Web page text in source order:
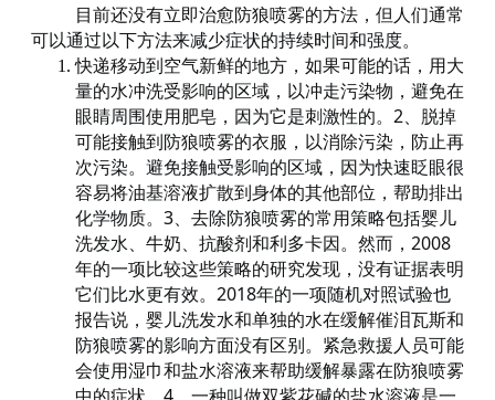
目前还没有立即治愈防狼喷雾的方法，但人们通常
可以通过以下方法来减少症状的持续时间和强度。
快递移动到 空气新鲜的地方，如果可能的话，用大
量的水冲洗受影响的区域，以冲走污染物，避免在
眼睛周围使用肥皂，因为它是刺激性的。 2
脱掉
可能接触到防狼喷雾的衣服，以消除污染，防止再
次污染。避免接触受影响的区域，因为快速眨眼很
容易将油基溶液扩散到身体的其他部位，帮助排出
化学物质。 3 去除防狼喷雾的常用策略包括婴儿
洗发水、牛奶、抗酸剂和利多卡因。然而， 2008
年的一项比较这些策略的研究发现，没有证据表明
它们比水更有效。2018年的一项随机对照试验也
报告说，婴儿洗发水和单独的水在缓解催泪瓦斯和
防狼喷雾的影响方面没有区别。 紧急救援人员可能
会使用湿巾和盐水溶液来帮助缓解暴露在防狼喷雾